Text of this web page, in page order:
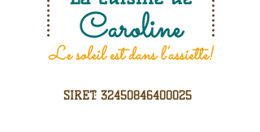
SIRET: 32450846400025